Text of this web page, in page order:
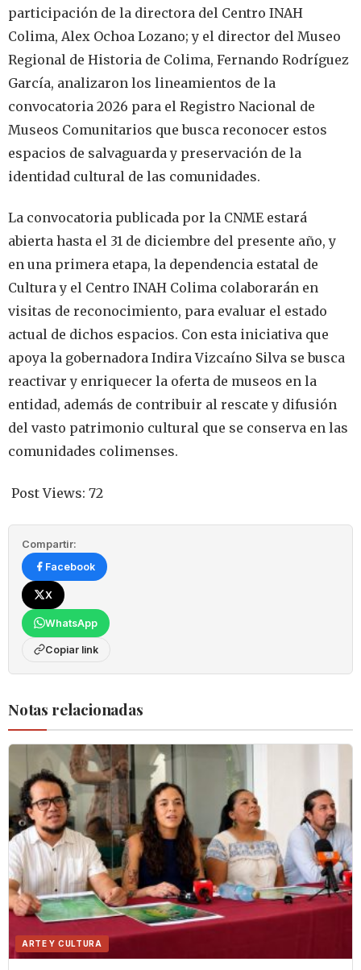
participación de la directora del Centro INAH
Colima, Alex Ochoa Lozano; y el director del Museo
Regional de Historia de Colima, Fernando Rodríguez
García, analizaron los lineamientos de la
convocatoria 2026 para el Registro Nacional de
Museos Comunitarios que busca reconocer estos
espacios de salvaguarda y preservación de la
identidad cultural de las comunidades.
La convocatoria publicada por la CNME estará
abierta hasta el 31 de diciembre del presente año, y
en una primera etapa, la dependencia estatal de
Cultura y el Centro INAH Colima colaborarán en
visitas de reconocimiento, para evaluar el estado
actual de dichos espacios. Con esta iniciativa que
apoya la gobernadora Indira Vizcaíno Silva se busca
reactivar y enriquecer la oferta de museos en la
entidad, además de contribuir al rescate y difusión
del vasto patrimonio cultural que se conserva en las
comunidades colimenses.
Post Views: 72
Compartir:
Facebook
X
WhatsApp
Copiar link
Notas relacionadas
ARTE Y CULTURA